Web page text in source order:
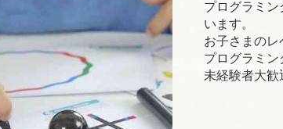
プログラミ
います。
お子さまのレ
プログラミン
未経験者大歓